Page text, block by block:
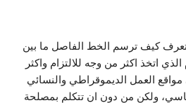
تعرف كيف ترسم الخط الفاصل ما بين
الذي اتخذ اكثر من وجه للالتزام واكثر
العمل الديموقراطي والنسائي
ولكن من دون ان تتكلم بمصلحة